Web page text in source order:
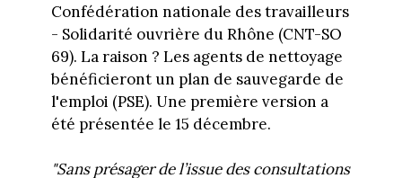
Confédération nationale des travailleurs
- Solidarité ouvrière du Rhône (CNT-SO
69). La raison ? Les agents de nettoyage
bénéficieront un plan de sauvegarde de
l'emploi (PSE). Une première version a
été présentée le 15 décembre.
"Sans présager de l’issue des consultations